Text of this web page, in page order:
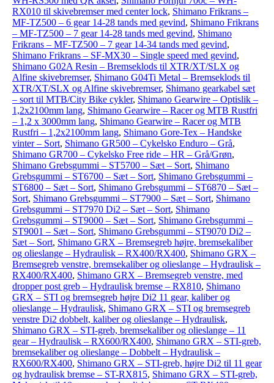
RX010 til skivebremser med center lock, Shimano Frikrans –
MF-TZ500 – 6 gear 14-28 tands med gevind, Shimano Frikrans
– MF-TZ500 – 7 gear 14-28 tands med gevind, Shimano
Frikrans – MF-TZ500 – 7 gear 14-34 tands med gevind,
Shimano Frikrans – SF-MX30 – Single speed med gevind,
Shimano G02A Resin – Bremseklods til XTR/XT/SLX og
Alfine skivebremser, Shimano G04Ti Metal – Bremseklods til
XTR/XT/SLX og Alfine skivebremser, Shimano gearkabel sæt
– sort til MTB/City Bike cykler, Shimano Gearwire – Optislik –
1,2x2100mm lang, Shimano Gearwire – Racer og MTB Rustfri
– 1,2 x 3000mm lang, Shimano Gearwire – Racer og MTB
Rustfri – 1,2x2100mm lang, Shimano Gore-Tex – Handske
vinter – Sort, Shimano GR500 – Cykelsko Enduro – Grå,
Shimano GR700 – Cykelsko Free ride – HR – Grå/Grøn,
Shimano Grebsgummi – ST5700 – Sæt – Sort, Shimano
Grebsgummi – ST6700 – Sæt – Sort, Shimano Grebsgummi –
ST6800 – Sæt – Sort, Shimano Grebsgummi – ST6870 – Sæt –
Sort, Shimano Grebsgummi – ST7900 – Sæt – Sort, Shimano
Grebsgummi – ST7970 Di2 – Sæt – Sort, Shimano
Grebsgummi – ST9000 – Sæt – Sort, Shimano Grebsgummi –
ST9001 – Sæt – Sort, Shimano Grebsgummi – ST9070 Di2 –
Sæt – Sort, Shimano GRX – Bremsegreb højre, bremsekaliber
og olieslange – Hydraulisk – RX400/RX400, Shimano GRX –
Bremsegreb venstre, bremsekaliber og olieslange – Hydraulisk –
RX400/RX400, Shimano GRX – Bremsegreb venstre, med
dropper post greb – Hydraulisk bremse – RX810, Shimano
GRX – STI og bremsegreb højre Di2 11 gear, kaliber og
olieslange – Hydraulisk, Shimano GRX – STI og bremsegreb
venstre Di2 dobbelt, kaliber og olieslange – Hydraulisk,
Shimano GRX – STI-greb, bremsekaliber og olieslange – 11
gear – Hydraulisk – RX600/RX400, Shimano GRX – STI-greb,
bremsekaliber og olieslange – Dobbelt – Hydraulisk –
RX600/RX400, Shimano GRX – STI-greb, højre Di2 til 11 gear
og hydraulisk bremse – ST-RX815, Shimano GRX – STI-greb,